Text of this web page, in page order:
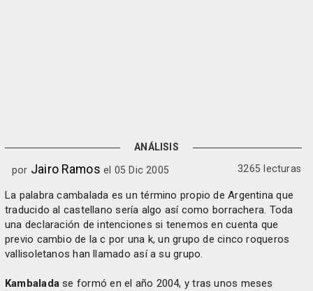
ANÁLISIS
por Jairo Ramos el 05 Dic 2005 3265 lecturas
La palabra cambalada es un término propio de Argentina que
traducido al castellano sería algo así como borrachera. Toda
una declaración de intenciones si tenemos en cuenta que
previo cambio de la c por una k, un grupo de cinco roqueros
vallisoletanos han llamado así a su grupo.
Kambalada se formó en el año 2004, y tras unos meses